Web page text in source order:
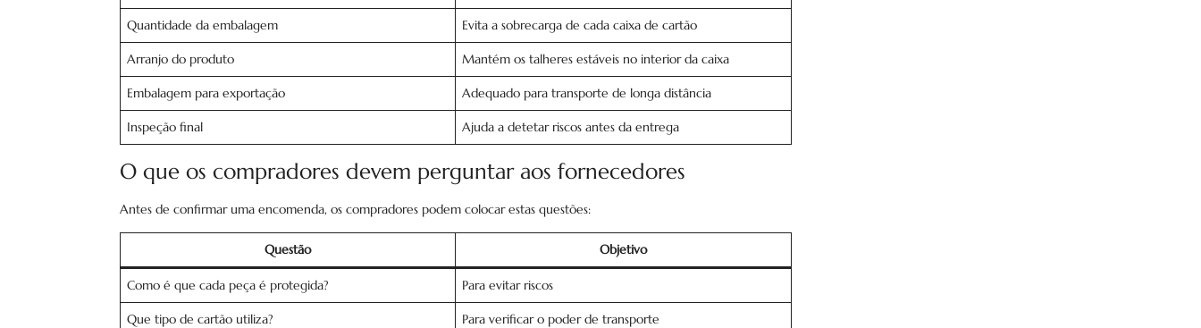
Quantidade da embalagem Evita a sobrecarga de cada caixa de cartão
Arranjo do produto Mantém os talheres estáveis no interior da caixa
Embalagem para exportação Adequado para transporte de longa distância
Inspeção final Ajuda a detetar riscos antes da entrega
O que os compradores devem perguntar aos fornecedores
Antes de confirmar uma encomenda, os compradores podem colocar estas questões:
Questão Objetivo
Como é que cada peça é protegida? Para evitar riscos
Que tipo de cartão utiliza? Para verificar o poder de transporte